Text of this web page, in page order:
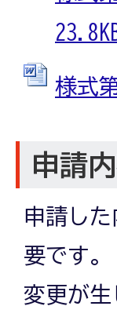
様式
申請
申請し
要です。
変更が